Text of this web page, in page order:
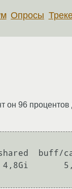
Опросы
96